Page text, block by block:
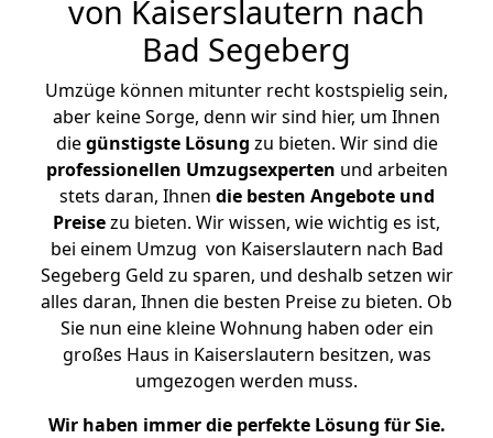
von Kaiserslautern nach
Bad Segeberg
Umzüge können mitunter recht kostspielig sein,
aber keine Sorge, denn wir sind hier, um Ihnen
diegünstigste Lösung zu bieten. Wir sind die
professionellen Umzugsexperten und arbeiten
stets daran, Ihnen die besten Angebote und
Preisezu bieten. Wir wissen, wie wichtig es ist,
bei einem Umzug von Kaiserslautern nach Bad
Segeberg Geld zu sparen, und deshalb setzen wir
alles daran, Ihnen die besten Preise zu bieten. Ob
Sie nun eine kleine Wohnung haben oder ein
großes Haus in Kaiserslautern besitzen, was
umgezogen werden muss.
Wir haben immer die perfekte Lösung für Sie.